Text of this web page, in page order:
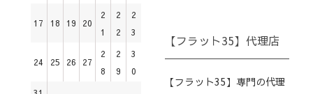
17 18 19 20
2
1
2
2
2
3
24 25 26 27
2
8
2
9
3
0
【フラット35】代理店
【フラット35】専門の代理